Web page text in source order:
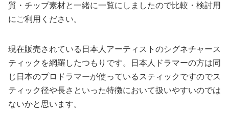
質・チップ素材と一緒に一覧にしましたので比較・検討用
にご利用ください。
現在販売されている日本人アーティストのシグネチャース
ティックを網羅したつもりです。日本人ドラマーの方は同
じ日本のプロドラマーが使っているスティックですのでス
ティック径や長さといった特徴において扱いやすいのでは
ないかと思います。